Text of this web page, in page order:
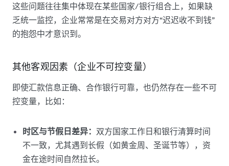
这些问题往往集中体现在某些国家/银行组合上，如果缺
乏统一监控，企业常常是在交易对方对方“迟迟收不到钱”
的抱怨中才意识到。
其他客观因素（企业不可控变量）
即使汇款信息正确、合作银行可靠，也仍然存在一些不可
控变量，比如：
时区与节假日差异： 双方国家工作日和银行清算时间
不一致，尤其遇到长假（如黄金周、圣诞节等），资
金在途时间自然拉长。